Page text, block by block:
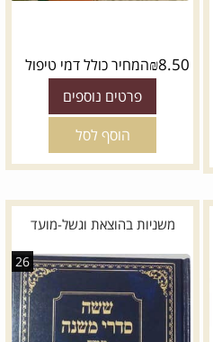
₪8.50 המחיר כולל דמי טיפול
פרטים נוספים
הוסף לסל
משניות בהוצאת וגשל-מועד
26